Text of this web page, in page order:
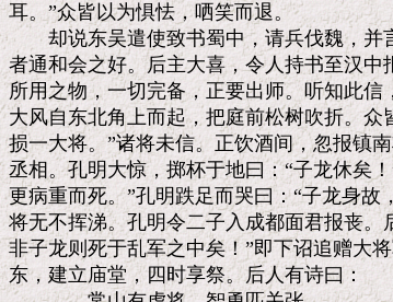
耳。”众皆以为惧怯，哂笑而退。
却说东吴遣使致书蜀中，请兵伐魏，并
者通和会之好。后主大喜，令人持书至汉中
所用之物，一切完备，正要出师。听知此
大风自东北角上而起，把庭前松树吹折。
损一大将。”诸将未信。正饮酒间，忽报镇
丞相。孔明大惊，掷杯于地曰：“子龙休矣
更病重而死。”孔明跌足而哭曰：“子龙身故
将无不挥涕。孔明令二子入成都面君报丧
非子龙则死于乱军之中矣！”即下诏追赠大
东，建立庙堂，四时享祭。后人有诗曰：